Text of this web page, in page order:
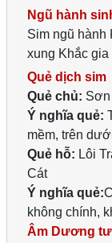
Ngũ hành
Sim ngũ hành
xung Khắc gia
Quẻ dịch sim
Quẻ chủ: Sơn
Ý nghĩa quẻ:
mềm, trên
Quẻ hỗ: Lôi
Cát
Ý nghĩa quẻ:
không chính,
Âm Dương